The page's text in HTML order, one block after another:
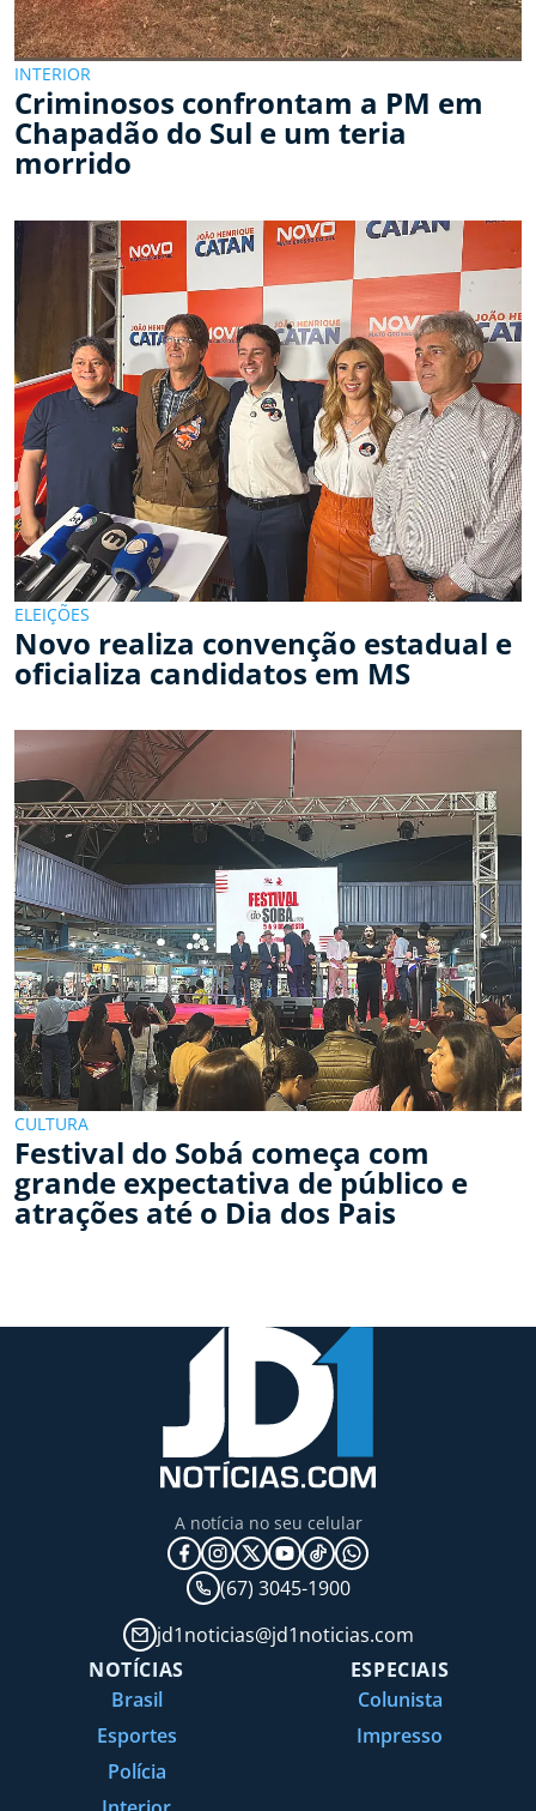
INTERIOR
Criminosos confrontam a PM em
Chapadão do Sul e um teria
morrido
ELEIÇÕES
Novo realiza convenção estadual e
oficializa candidatos em MS
CULTURA
Festival do Sobá começa com
grande expectativa de público e
atrações até o Dia dos Pais
A notícia no seu celular
(67) 3045-1900
jd1noticias@jd1noticias.com
NOTÍCIAS
Brasil
Esportes
Polícia
ESPECIAIS
Colunista
Impresso